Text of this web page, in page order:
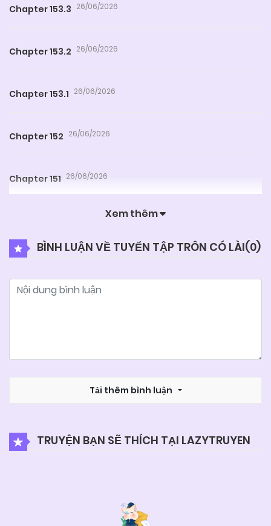
Chapter 153.3 26/06/2026
Chapter 153.2 26/06/2026
Chapter 153.1 26/06/2026
Chapter 152 26/06/2026
Chapter 151 26/06/2026
26/06/2026
26/06/2026
Chapter 147.4
Xem thêm
BÌNH LUẬN VỀ TUYỂN TẬP TRÔN CÓ LÀI(0)
Tải thêm bình luận
TRUYỆN BẠN SẼ THÍCH TẠI LAZYTRUYEN